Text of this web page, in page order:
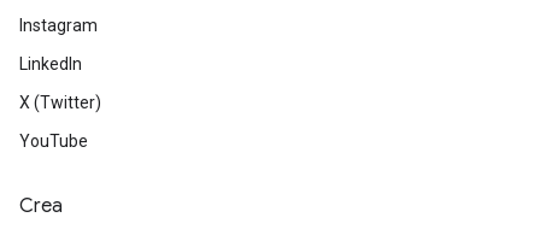
Instagram
LinkedIn
X (Twitter)
YouTube
Crea